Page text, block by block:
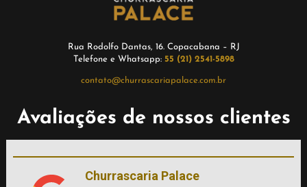
Rua Rodolfo Dantas, 16. Copacabana – RJ
Telefone e Whatsapp: 55 (21) 2541-5898
contato@churrascariapalace.com.br
Avaliações de nossos clientes
Churrascaria Palace